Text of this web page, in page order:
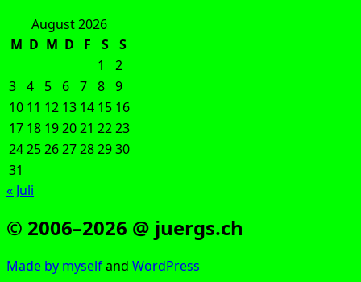
August 2026
M D M D F S
S
1
2
3 4 5 6 7 8 9
10 11 12 13 14 15 16
17 18 192021 2223
24252627282930
31
« Juli
© 2006–2026 @ juergs.ch
Made by mys­elfand Word­Press